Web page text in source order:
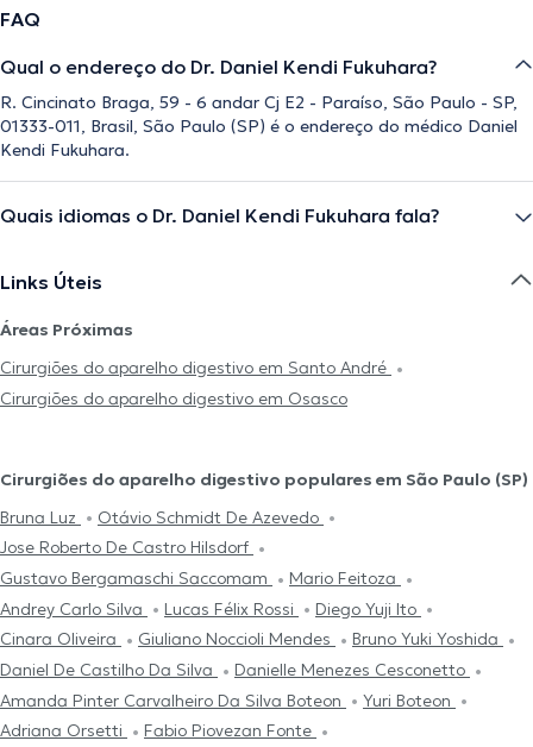
FAQ
Qual o endereço do Dr. Daniel Kendi Fukuhara?
R. Cincinato Braga, 59 - 6 andar Cj E2 - Paraíso, São Paulo - SP,
01333-011, Brasil, São Paulo (SP) é o endereço do médico Daniel
Kendi Fukuhara.
Quais idiomas o Dr. Daniel Kendi Fukuhara fala?
Links Úteis
Áreas Próximas
Cirurgiões do aparelho digestivo em Santo André
Cirurgiões do aparelho digestivo em Osasco
Cirurgiões do aparelho digestivo populares em São Paulo (SP)
Bruna Luz
Otávio Schmidt De Azevedo
Jose Roberto De Castro Hilsdorf
Gustavo Bergamaschi Saccomam
Mario Feitoza
Andrey Carlo Silva
Lucas Félix Rossi
Diego Yuji Ito
Cinara Oliveira
Giuliano Noccioli Mendes
Bruno Yuki Yoshida
Daniel De Castilho Da Silva
Danielle Menezes Cesconetto
Amanda Pinter Carvalheiro Da Silva Boteon
Yuri Boteon
Adriana Orsetti
Fabio Piovezan Fonte